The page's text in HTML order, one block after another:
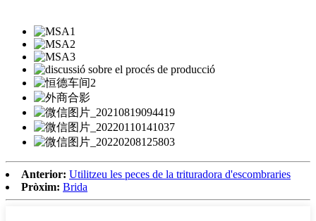
Anterior: Utilitzeu les peces de la trituradora d'escombraries
Pròxim: Brida